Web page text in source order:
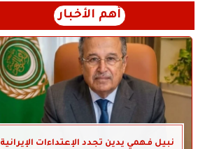
أهم الأخبار
نبيل فهمي يدين تجدد الإعتداءات الإيرانية